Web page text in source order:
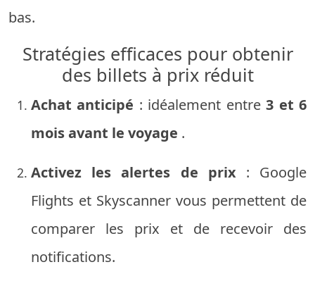
bas.
Stratégies efficaces pour obtenir
des billets à prix réduit
Achat anticipé : idéalement entre3 et 6
mois avant le voyage .
Activez les alertes de prix: Google
Flights et Skyscanner vous permettent de
comparer les prix et de recevoir des
notifications.